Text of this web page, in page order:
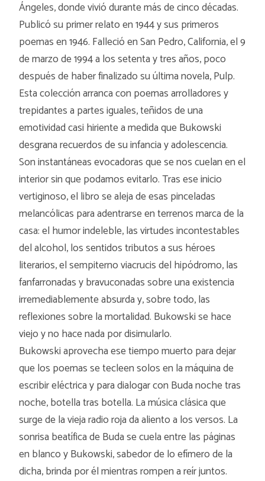
Ángeles, donde vivió durante más de cinco décadas.
Publicó su primer relato en 1944 y sus primeros
poemas en 1946. Falleció en San Pedro, California, el 9
de marzo de 1994 a los setenta y tres años, poco
después de haber finalizado su última novela, Pulp.
Esta colección arranca con poemas arrolladores y
trepidantes a partes iguales, teñidos de una
emotividad casi hiriente a medida que Bukowski
desgrana recuerdos de su infancia y adolescencia.
Son instantáneas evocadoras que se nos cuelan en el
interior sin que podamos evitarlo. Tras ese inicio
vertiginoso, el libro se aleja de esas pinceladas
melancólicas para adentrarse en terrenos marca de la
casa: el humor indeleble, las virtudes incontestables
del alcohol, los sentidos tributos a sus héroes
literarios, el sempiterno viacrucis del hipódromo, las
fanfarronadas y bravuconadas sobre una existencia
irremediablemente absurda y, sobre todo, las
reflexiones sobre la mortalidad. Bukowski se hace
viejo y no hace nada por disimularlo.
Bukowski aprovecha ese tiempo muerto para dejar
que los poemas se tecleen solos en la máquina de
escribir eléctrica y para dialogar con Buda noche tras
noche, botella tras botella. La música clásica que
surge de la vieja radio roja da aliento a los versos. La
sonrisa beatífica de Buda se cuela entre las páginas
en blanco y Bukowski, sabedor de lo efímero de la
dicha, brinda por él mientras rompen a reír juntos.